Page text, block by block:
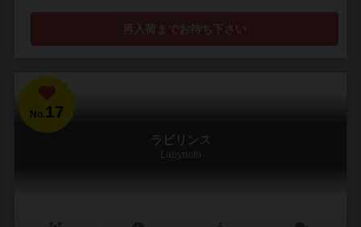
再入荷までお待ち下さい
No.17
ラビリンス
Labyrinth